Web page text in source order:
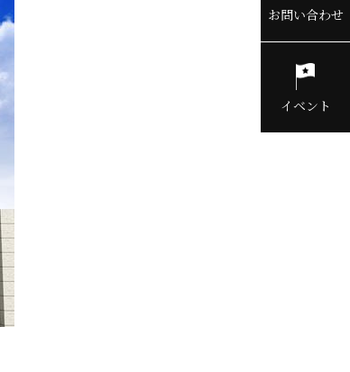
お問い合わせ
イベント